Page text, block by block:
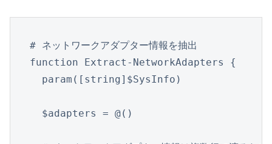
# ネットワークアダプター情報を抽出
function Extract-NetworkAdapters {
  param([string]$SysInfo)
  $adapters = @()